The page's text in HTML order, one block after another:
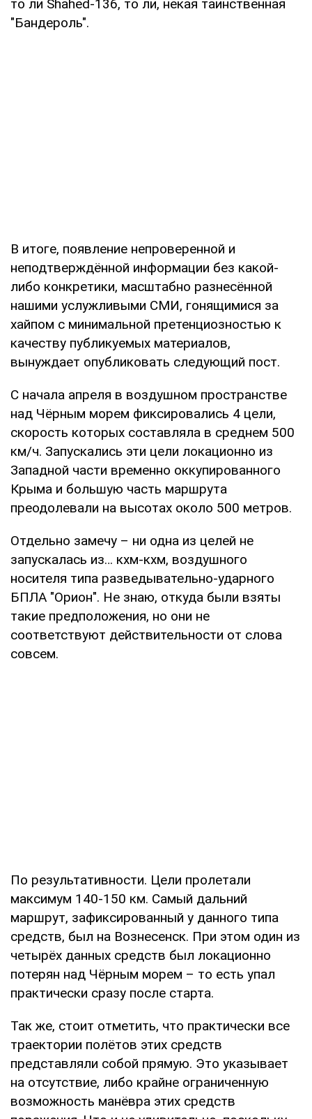
то ли Shahed-136, то ли, некая таинственная
"Бандероль".
В итоге, появление непроверенной и
неподтверждённой информации без какой-
либо конкретики, масштабно разнесённой
нашими услужливыми СМИ, гонящимися за
хайпом с минимальной претенциозностью к
качеству публикуемых материалов,
вынуждает опубликовать следующий пост.
С начала апреля в воздушном пространстве
над Чёрным морем фиксировались 4 цели,
скорость которых составляла в среднем 500
км/ч. Запускались эти цели локационно из
Западной части временно оккупированного
Крыма и большую часть маршрута
преодолевали на высотах около 500 метров.
Отдельно замечу – ни одна из целей не
запускалась из… кхм-кхм, воздушного
носителя типа разведывательно-ударного
БПЛА "Орион". Не знаю, откуда были взяты
такие предположения, но они не
соответствуют действительности от слова
совсем.
По результативности. Цели пролетали
максимум 140-150 км. Самый дальний
маршрут, зафиксированный у данного типа
средств, был на Вознесенск. При этом один из
четырёх данных средств был локационно
потерян над Чёрным морем – то есть упал
практически сразу после старта.
Так же, стоит отметить, что практически все
траектории полётов этих средств
представляли собой прямую. Это указывает
на отсутствие, либо крайне ограниченную
возможность манёвра этих средств